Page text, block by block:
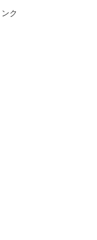
ク